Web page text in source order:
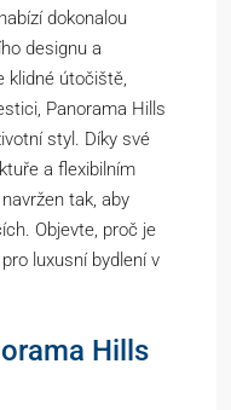
dokonalou
designu a
klidné útočiště,
Panorama Hills
styl. Díky své
a flexibilním
tak, aby
Objevte, proč je
luxusní bydlení v
Hills